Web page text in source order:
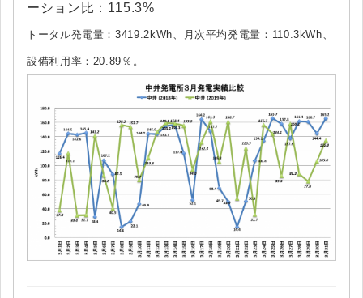
ーション比：115.3%
トータル発電量：3419.2kWh、月次平均発電量：110.3kWh、
設備利用率：20.89％。